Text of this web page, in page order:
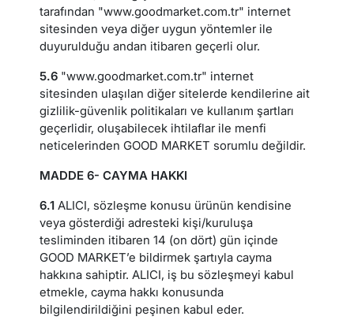
tarafından "www.goodmarket.com.tr" internet
sitesinden veya diğer uygun yöntemler ile
duyurulduğu andan itibaren geçerli olur.
5.6 "www.goodmarket.com.tr" internet
sitesinden ulaşılan diğer sitelerde kendilerine ait
gizlilik-güvenlik politikaları ve kullanım şartları
geçerlidir, oluşabilecek ihtilaflar ile menfi
neticelerinden GOOD MARKET sorumlu değildir.
MADDE 6- CAYMA HAKKI
6.1 ALICI, sözleşme konusu ürünün kendisine
veya gösterdiği adresteki kişi/kuruluşa
tesliminden itibaren 14 (on dört) gün içinde
GOOD MARKET’e bildirmek şartıyla cayma
hakkına sahiptir. ALICI, iş bu sözleşmeyi kabul
etmekle, cayma hakkı konusunda
bilgilendirildiğini peşinen kabul eder.